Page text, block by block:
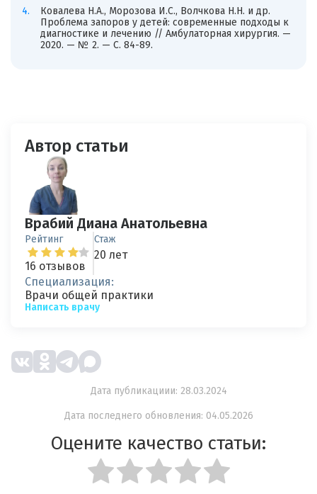
Ковалева Н.А., Морозова И.С., Волчкова Н.Н. и др.
Проблема запоров у детей: современные подходы к
диагностике и лечению // Амбулаторная хирургия. —
2020. — № 2. — С. 84-89.
Автор статьи
Врабий Диана Анатольевна
Рейтинг
16 отзывов
Стаж
20 лет
Специализация:
Врачи общей практики
Написать врачу
Дата публикациии: 28.03.2024
Дата последнего обновления: 04.05.2026
Оцените качество статьи: